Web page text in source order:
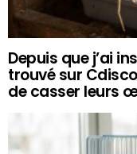
Depuis que j’ai
trouvé sur
de casser leurs